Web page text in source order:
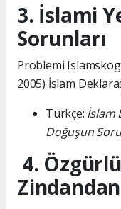
3. İslami
Sorunları
Problemi
2005) İslam
Türkçe: İslam
Doğuşun
4.